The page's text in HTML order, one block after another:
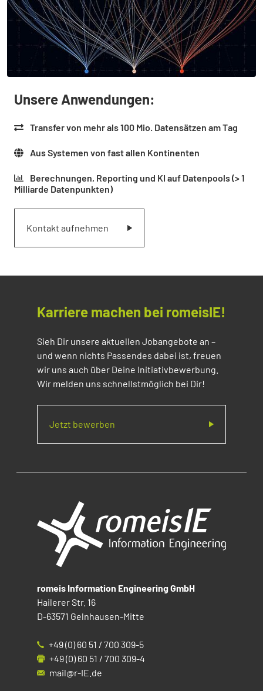
Unsere Anwendungen:
Transfer von mehr als 100 Mio. Datensätzen am Tag
Aus Systemen von fast allen Kontinenten
Berechnungen, Reporting und KI auf Datenpools (> 1
Milliarde Datenpunkten)
Kontakt aufnehmen
Karriere machen bei romeisIE!
Sieh Dir unsere aktuellen Jobangebote an –
und wenn nichts Passendes dabei ist, freuen
wir uns auch über Deine Initiativbewerbung.
Wir melden uns schnellstmöglich bei Dir!
Jetzt bewerben
romeis Information Engineering GmbH
Hailerer Str. 16
D-63571 Gelnhausen-Mitte
+49 (0) 60 51 / 700 309-5
+49 (0) 60 51 / 700 309-4
mail@r-IE.de